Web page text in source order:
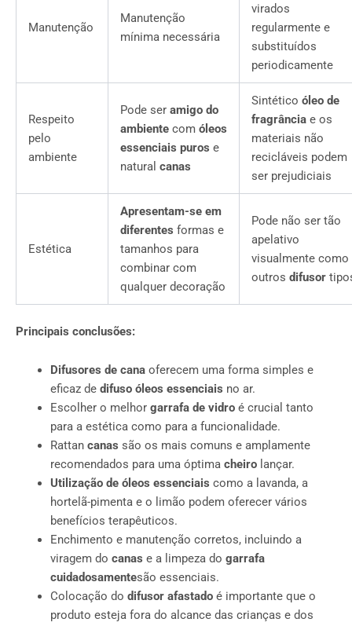
Manutenção
Manutenção
mínima necessária
virados
regularmente e
substituídos
periodicamente
Respeito
pelo
ambiente
Pode ser amigo do
ambientecom óleos
essenciais puros e
natural canas
Sintético óleo de
fragrânciae os
materiais não
recicláveis podem
ser prejudiciais
Estética
Apresentam-se em
diferentes formas e
tamanhos para
combinar com
qualquer decoração
Pode não ser tão
apelativo
visualmente como
outros difusor
Principais conclusões:
Difusores de canaoferecem uma forma simples e
eficaz de difuso óleos essenciais no ar.
Escolher o melhor garrafa de vidroé crucial tanto
para a estética como para a funcionalidade.
Rattan canas são os mais comuns e amplamente
recomendados para uma óptima cheirolançar.
Utilização de óleos essenciais como a lavanda, a
hortelã-pimenta e o limão podem oferecer vários
benefícios terapêuticos.
Enchimento e manutenção corretos, incluindo a
viragem do canas e a limpeza do garrafa
cuidadosamentesão essenciais.
Colocação do difusor afastadoé importante que o
produto esteja fora do alcance das crianças e dos